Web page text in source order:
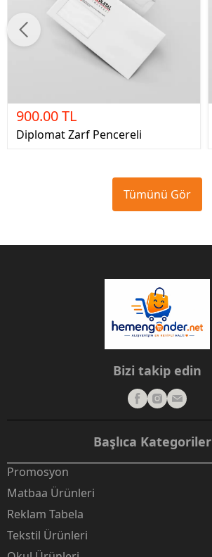
900.00 TL
Diplomat Zarf Pencereli
Tümünü Gör
Bizi takip edin
Başlıca Kategoriler
Promosyon
Matbaa Ürünleri
Reklam Tabela
Tekstil Ürünleri